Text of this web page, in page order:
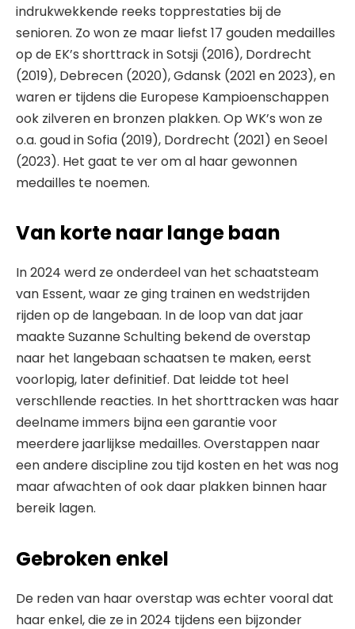
indrukwekkende reeks topprestaties bij de
senioren. Zo won ze maar liefst 17 gouden medailles
op de EK’s shorttrack in Sotsji (2016), Dordrecht
(2019), Debrecen (2020), Gdansk (2021 en 2023), en
waren er tijdens die Europese Kampioenschappen
ook zilveren en bronzen plakken. Op WK’s won ze
o.a. goud in Sofia (2019), Dordrecht (2021) en Seoel
(2023). Het gaat te ver om al haar gewonnen
medailles te noemen.
Van korte naar lange baan
In 2024 werd ze onderdeel van het schaatsteam
van Essent, waar ze ging trainen en wedstrijden
rijden op de langebaan. In de loop van dat jaar
maakte Suzanne Schulting bekend de overstap
naar het langebaan schaatsen te maken, eerst
voorlopig, later definitief. Dat leidde tot heel
verschllende reacties. In het shorttracken was haar
deelname immers bijna een garantie voor
meerdere jaarlijkse medailles. Overstappen naar
een andere discipline zou tijd kosten en het was nog
maar afwachten of ook daar plakken binnen haar
bereik lagen.
Gebroken enkel
De reden van haar overstap was echter vooral dat
haar enkel, die ze in 2024 tijdens een bijzonder